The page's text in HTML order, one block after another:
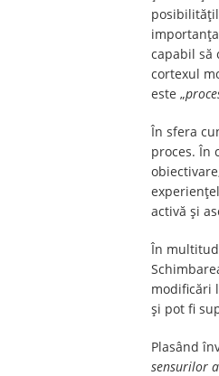
capabil să
cortexul
este „
În sfera
proces. În
activă și
În
modificări
și pot fi
Plasând
sensurilor